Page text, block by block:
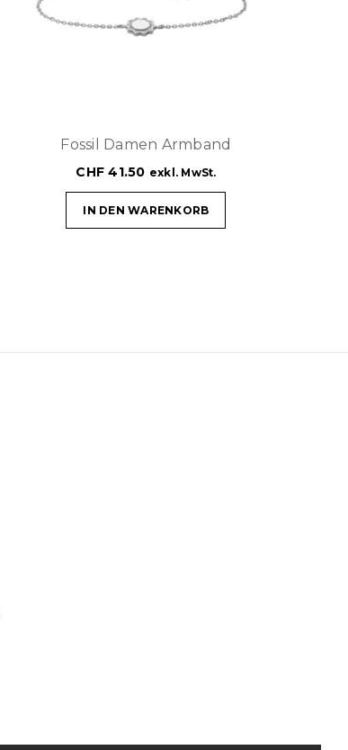
Fossil Damen Armband
CHF 41.50 exkl. MwSt.
IN DEN WARENKORB